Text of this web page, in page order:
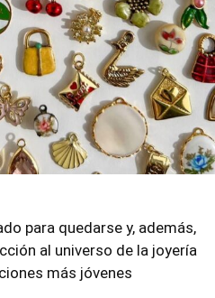
para quedarse y, además,
al universo de la joyería
más jóvenes